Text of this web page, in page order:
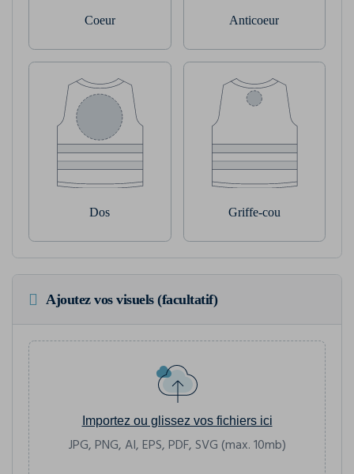
Coeur Anticoeur
Dos Griffe-cou
Ajoutez vos visuels (facultatif)
Importez ou glissez vos fichiers ici
JPG, PNG, AI, EPS, PDF, SVG (max. 10mb)